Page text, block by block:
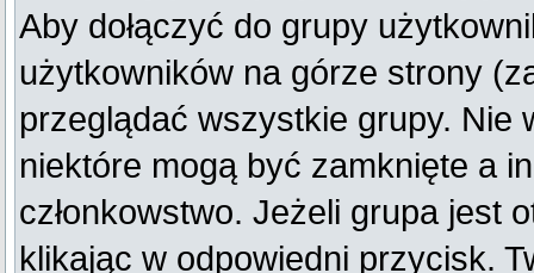
Aby dołączyć do grupy
użytkowników na górze strony
przeglądać wszystkie grupy. Nie
niektóre mogą być zamknięte a
członkowstwo. Jeżeli grupa jest
klikając w odpowiedni przycisk.